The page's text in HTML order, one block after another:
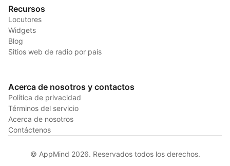
Recursos
Locutores
Widgets
Blog
Sitios web de radio por país
Acerca de nosotros y contactos
Política de privacidad
Términos del servicio
Acerca de nosotros
Contáctenos
© AppMind 2026. Reservados todos los derechos.